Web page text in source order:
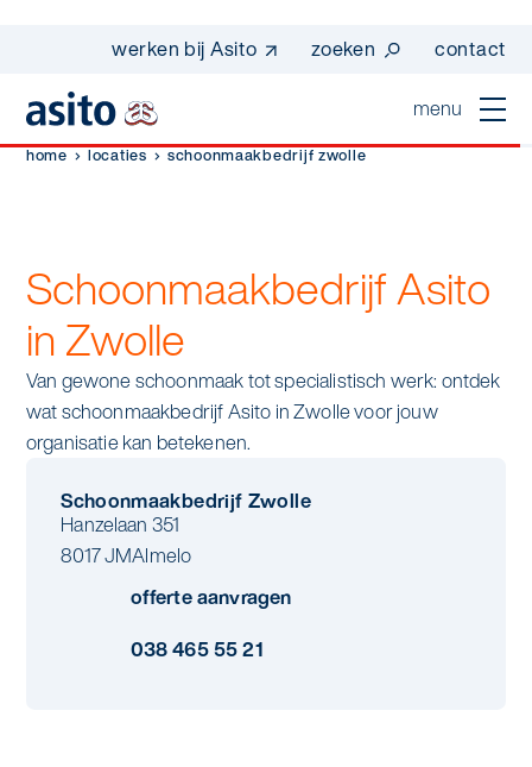
werken bij Asito zoeken contact
menu
Suggesties
werken bij asito
one go - werk beter samen met one go
co2-uitstoot rapportage 2023
duurzame bedrijfskleding
home
Dagelijkse schoonmaak
Interieurreiniging
Vloerreiniging
Schoonmaak
Specialistische schoonmaak
Graffitireiniging
sectoren
In de buurt
Industrie
Mobiliteit
wij zijn Asito
Ons verhaal
Asito impuls
Sponsoring
home locaties schoonmaakbedrijf zwolle
Schoonmaakbedrijf Asito
in Zwolle
Van gewone schoonmaak tot specialistisch werk: ontdek
wat schoonmaakbedrijf Asito in Zwolle voor jouw
organisatie kan betekenen.
Schoonmaakbedrijf Zwolle
Hanzelaan 351
8017 JMAlmelo
offerte aanvragen
038 465 55 21